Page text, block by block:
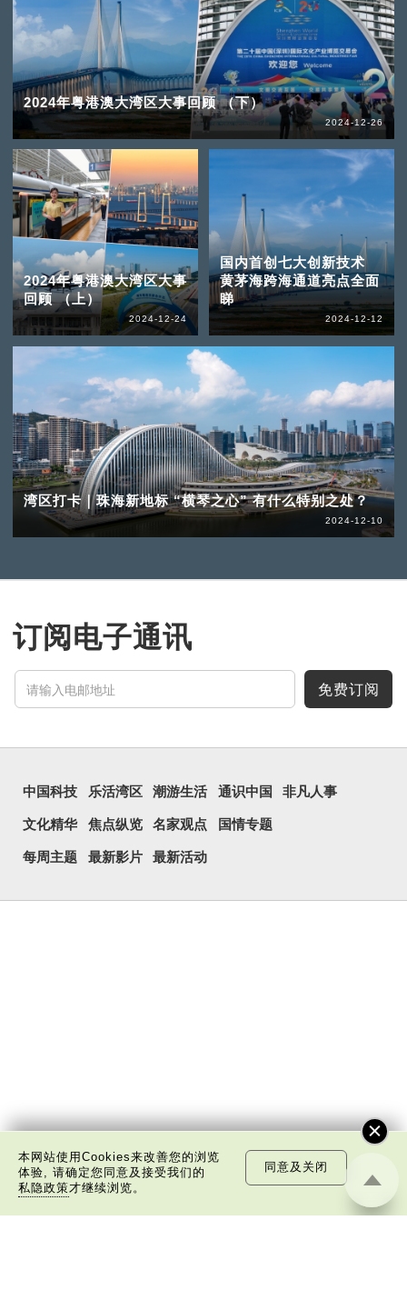
2024年粤港澳大湾区大事回顾 （下）
2024-12-26
2024年粤港澳大湾区大事
回顾 （上）
2024-12-24
国内首创七大创新技术
黄茅海跨海通道亮点全面
睇
2024-12-12
湾区打卡｜珠海新地标 “横琴之心” 有什么特别之处？
2024-12-10
订阅电子通讯
免费订阅
中国科技 乐活湾区 潮游生活 通识中国 非凡人事
文化精华 焦点纵览 名家观点 国情专题
每周主题 最新影片 最新活动
本网站使用Cookies来改善您的浏览
体验, 请确定您同意及接受我们的
私隐政策才继续浏览。
同意及关闭